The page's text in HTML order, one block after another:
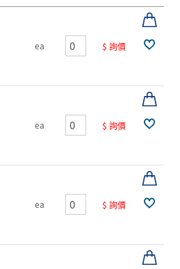
ea $ 詢價
ea $ 詢價
ea $ 詢價